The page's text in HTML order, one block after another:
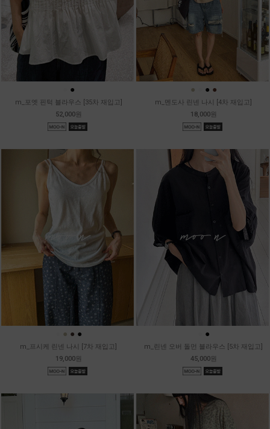
●
m_포엣 핀턱 블라우스 [35차 재입고]
52,000원
● ● ●
m_멘도사 린넨 나시 [4차 재입고]
18,000원
● ● ●
m_프시케 린넨 나시 [7차 재입고]
19,000원
●
m_린넨 오버 돌먼 블라우스 [5차 재입고]
45,000원